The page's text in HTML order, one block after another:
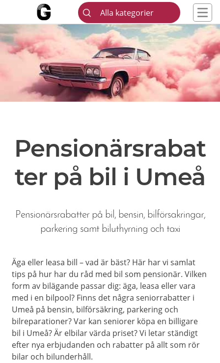
Alla kategorier
Pensionärsrabat
ter på bil i Umeå
Pensionärsrabatter på bil, bensin, bilförsakringar,
parkering samt biluthyrning och taxi
Äga eller leasa bill – vad är bäst? Här har vi samlat
tips på hur har du råd med bil som pensionär. Vilken
form av bilägande passar dig: äga, leasa eller vara
med i en bilpool? Finns det några seniorrabatter i
Umeå på bensin, bilförsäkring, parkering och
bilreparationer? Var kan seniorer köpa en billigare
bil i Umeå? Är elbilar värda priset? Vi letar ständigt
efter nya erbjudanden och rabatter på allt som rör
bilar och bilunderhåll.